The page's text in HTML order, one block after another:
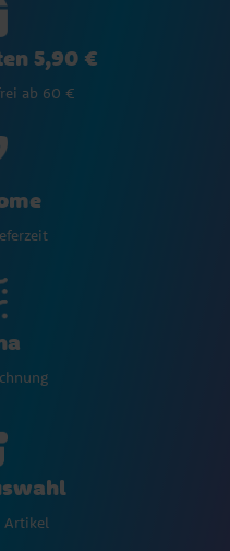
5,90 €
ab 60 €
Artikel